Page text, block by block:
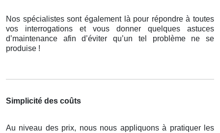
Nos spécialistes sont également là pour répondre à toutes
vos interrogations et vous donner quelques astuces
d’maintenance afin d’éviter qu’un tel problème ne se
produise !
Simplicité des coûts
Au niveau des prix, nous nous appliquons à pratiquer les